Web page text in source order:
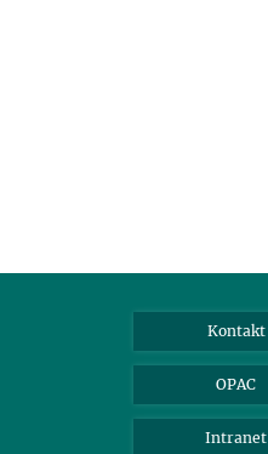
Kontakt
OPAC
Intranet